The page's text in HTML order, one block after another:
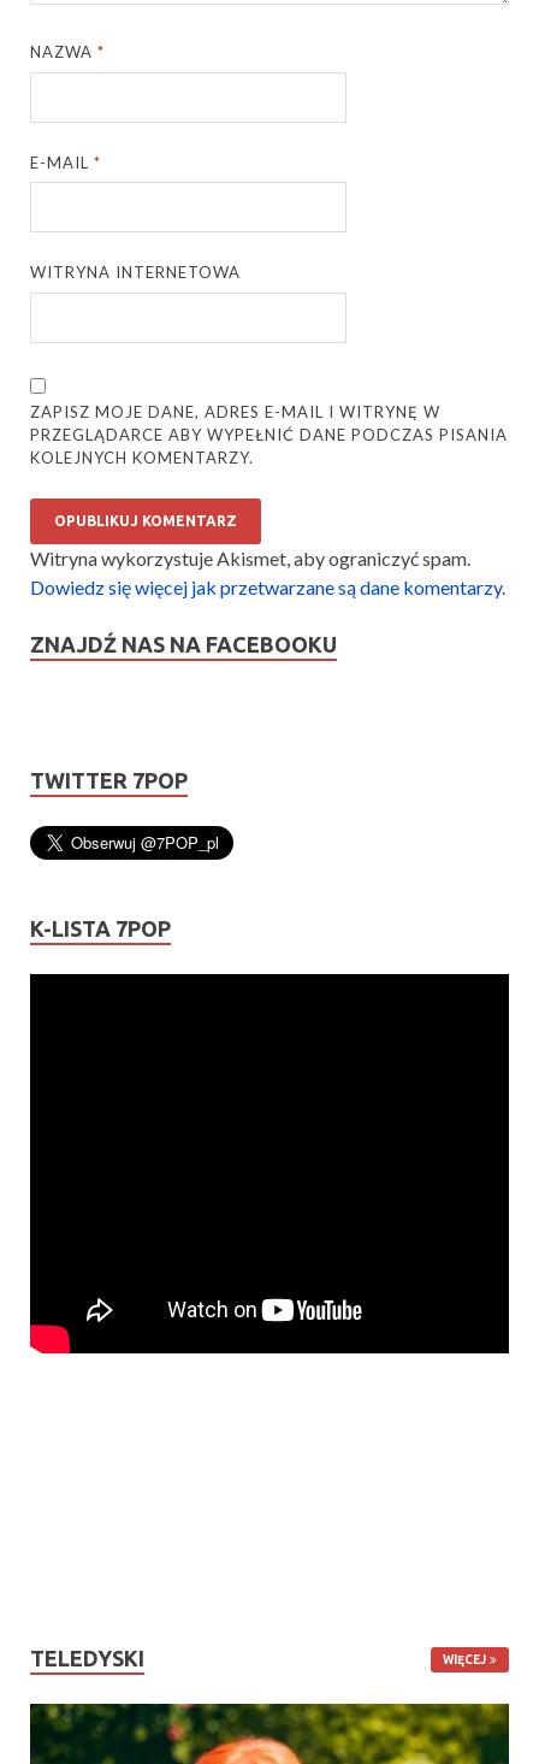
NAZWA*
E-MAIL*
WITRYNA INTERNETOWA
ZAPISZ MOJE DANE, ADRES E-MAIL I WITRYNĘ W
PRZEGLĄDARCE ABY WYPEŁNIĆ DANE PODCZAS PISANIA
KOLEJNYCH KOMENTARZY.
Witryna wykorzystuje Akismet, aby ograniczyć spam.
Dowiedz się więcej jak przetwarzane są dane komentarzy.
ZNAJDŹ NAS NA FACEBOOKU
TWITTER 7POP
K-LISTA 7POP
TELEDYSKI WIĘCEJ